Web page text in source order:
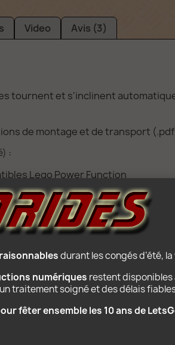
Video Avis (3)
tournent et s'inclinent
de montage et de transport
:
Lego Power Function
PRODUITS
durant les congés d’été,
numériques restent disponibles
traitement soigné et des délais
fêter ensemble les 10 ans de